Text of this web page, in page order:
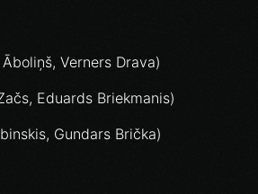
Verners Drava)
Eduards Briekmanis)
Gundars Brička)